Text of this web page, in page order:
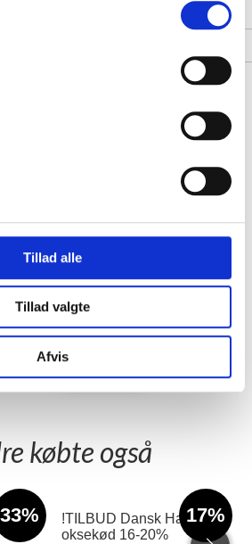
Tillad alle
Tillad valgte
Afvis
64%
2kg (1500g netto) UDEN
SKAL
199,00 kr
Detailpris
550,00 kr
købte også
33% 17%
!TILBUD Dansk Hakket
oksekød 16-20%